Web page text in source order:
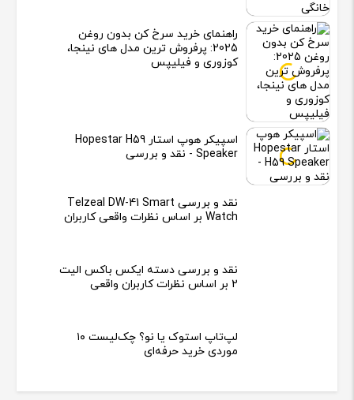
راهنمای خرید سرخ کن بدون روغن
2025: پرفروش ترین مدل های نینجا،
کوزوری و فیلیپس
اسپیکر هوپ استار Hopestar H59
Speaker - نقد و بررسی
نقد و بررسی Telzeal DW-41 Smart
Watch بر اساس نظرات واقعی کاربران
نقد و بررسی دسته ایکس باکس الیت
2 بر اساس نظرات کاربران واقعی
لپ‌تاپ استوک یا نو؟ چک‌لیست ۱۰
موردی خرید حرفه‌ای